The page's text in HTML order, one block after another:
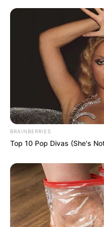
cargos mencionados serão
Enfermagem, resultando
atuais servidores.
Condições para
como Técnicos em
Administração Pública
correspondente e obtido
de Enfermagem - COREN.
BRAINBERRIES
Top 10 Pop Divas (She's